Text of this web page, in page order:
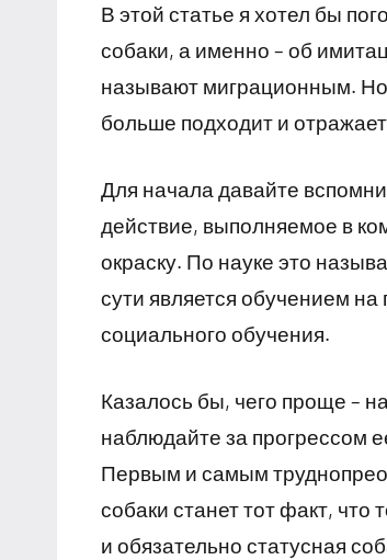
2025
В этой статье я хотел бы
собаки, а именно – об
называют миграционным.
больше подходит и
Для начала давайте
действие, выполняемое в
окраску. По науке это
сути является обучением
социального обучения.
Казалось бы, чего проще –
наблюдайте за прогрессом
Первым и самым
собаки станет тот факт,
и обязательно статусная